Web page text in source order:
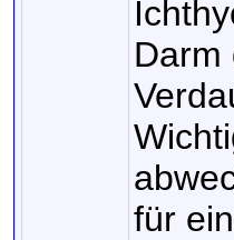
Darm
für